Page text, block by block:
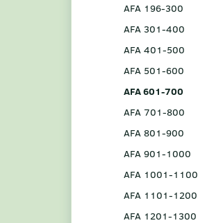
AFA 196-300
AFA 301-400
AFA 401-500
AFA 501-600
AFA 601-700
AFA 701-800
AFA 801-900
AFA 901-1000
AFA 1001-1100
AFA 1101-1200
AFA 1201-1300